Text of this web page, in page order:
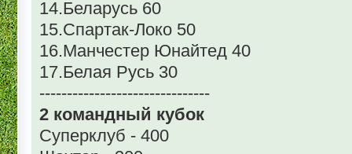
14.Беларусь 60
15.Спартак-Локо 50
16.Манчестер Юнайтед 40
17.Белая Русь 30
-------------------------------
2 командный кубок
Суперклуб - 400